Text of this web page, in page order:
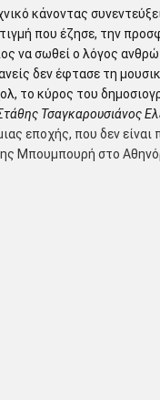
κάνοντας
που έζησε, την
να σωθεί ο λόγος
δεν έφτασε τη
το κύρος του
Τσαγκαρουσιάνος
εποχής, που δεν
Μπουμπουρή στο